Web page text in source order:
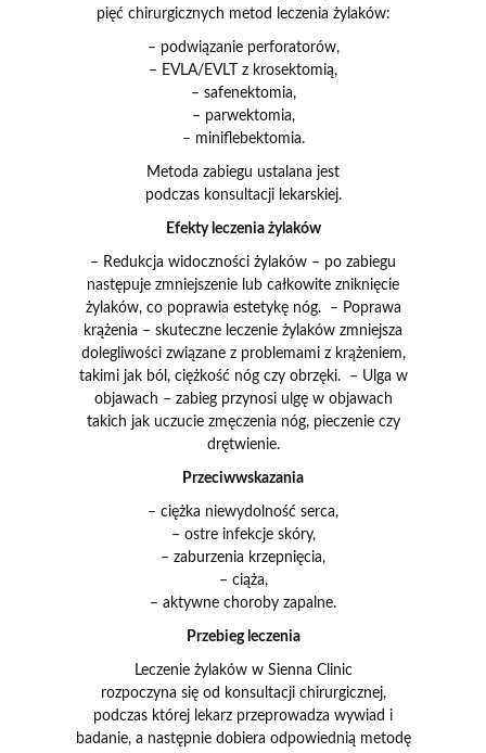
pięć chirurgicznych metod leczenia żylaków:
– podwiązanie perforatorów,
– EVLA/EVLT z krosektomią,
– safenektomia,
– parwektomia,
– miniflebektomia.
Metoda zabiegu ustalana jest
podczas konsultacji lekarskiej.
Efekty leczenia żylaków
– Redukcja widoczności żylaków – po zabiegu
następuje zmniejszenie lub całkowite zniknięcie
żylaków, co poprawia estetykę nóg. – Poprawa
krążenia – skuteczne leczenie żylaków zmniejsza
dolegliwości związane z problemami z krążeniem,
takimi jak ból, ciężkość nóg czy obrzęki. – Ulga w
objawach – zabieg przynosi ulgę w objawach
takich jak uczucie zmęczenia nóg, pieczenie czy
drętwienie.
Przeciwwskazania
– ciężka niewydolność serca,
– ostre infekcje skóry,
– zaburzenia krzepnięcia,
– ciąża,
– aktywne choroby zapalne.
Przebieg leczenia
Leczenie żylaków w Sienna Clinic
rozpoczyna się od konsultacji chirurgicznej,
podczas której lekarz przeprowadza wywiad i
badanie, a następnie dobiera odpowiednią metodę